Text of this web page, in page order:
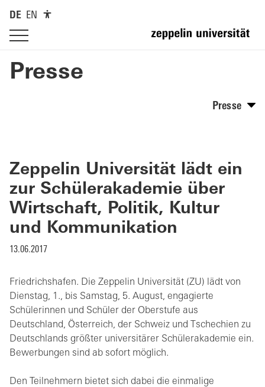
DE EN
Presse
Presse
Zeppelin Universität lädt ein
zur Schülerakademie über
Wirtschaft, Politik, Kultur
und Kommunikation
13.06.2017
Friedrichshafen. Die Zeppelin Universität (ZU) lädt von
Dienstag, 1., bis Samstag, 5. August, engagierte
Schülerinnen und Schüler der Oberstufe aus
Deutschland, Österreich, der Schweiz und Tschechien zu
Deutschlands größter universitärer Schülerakademie ein.
Bewerbungen sind ab sofort möglich.
Den Teilnehmern bietet sich dabei die einmalige